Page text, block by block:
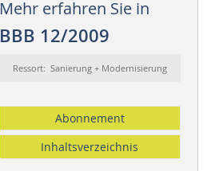
Mehr erfahren Sie in
BBB 12/2009
Ressort: Sanierung + Modernisierung
Abonnement
Inhaltsverzeichnis